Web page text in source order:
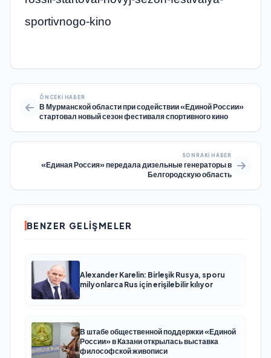
sportivnogo-kino
ÖNCEKI HABER
В Мурманской области при содействии «Единой России»
стартовал новый сезон фестиваля спортивного кино
SONRAKI HABER
«Единая Россия» передала дизельные генераторы в
Белгородскую область
BENZER GELIŞMELER
Alexander Karelin: Birleşik Rusya, sporu
milyonlarca Rus için erişilebilir kılıyor
В штабе общественной поддержки «Единой
России» в Казани открылась выставка
философской живописи